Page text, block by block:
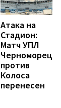
Атака на
Стадион:
Матч УПЛ
Черноморец
против
Колоса
перенесен